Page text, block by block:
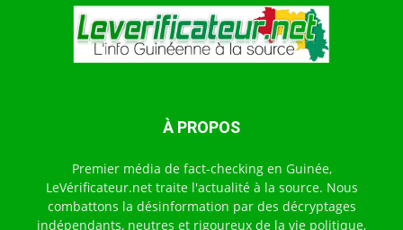
À PROPOS
Premier média de fact-checking en Guinée,
LeVérificateur.net traite l'actualité à la source. Nous
combattons la désinformation par des décryptages
indépendants, neutres et rigoureux de la vie politique,